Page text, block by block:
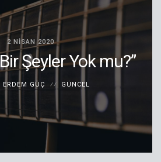
2 NISAN 2020
Şeyler Yok mu?”
GÜÇ GÜNCEL